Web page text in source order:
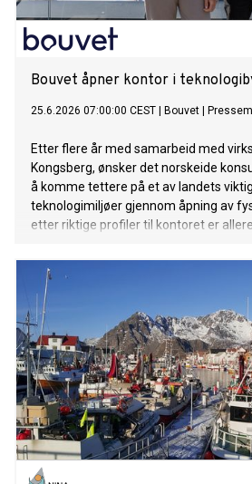
Bouvet åpner kontor i
25.6.2026 07:00:00 CEST Bouvet
Etter flere år med samarbeid med
Kongsberg, ønsker det norskeide
å komme tettere på et av landets
teknologimiljøer gjennom åpning av
etter riktige profiler til kontoret er